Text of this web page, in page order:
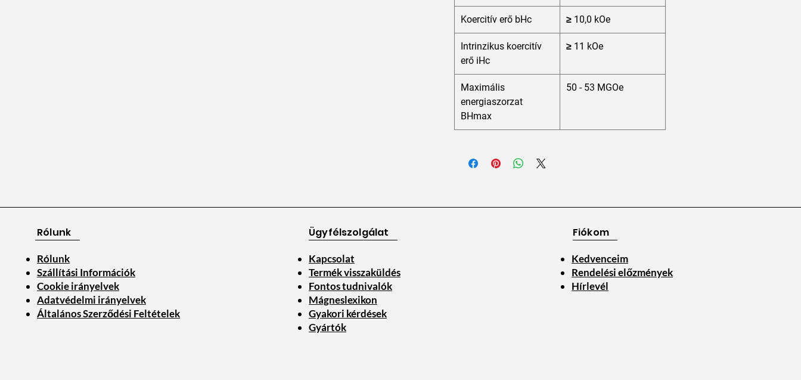
Koercitív erő bHc ≥ 10,0 kOe
Intrinzikus koercitív
erő iHc
≥ 11 kOe
Maximális
energiaszorzat
BHmax
50 - 53 MGOe
Rólunk
Rólunk
Szállítási Információk
Cookie irányelvek
Adatvédelmi irányelvek
Általános Szerződési Feltételek
Ügyfélszolgálat
Kapcsolat
Termék visszaküldés
Fontos tudnivalók
Mágneslexikon
Gyakori kérdések
Gyártók
Fiókom
Kedvenceim
Rendelési előzmények
Hírlevél